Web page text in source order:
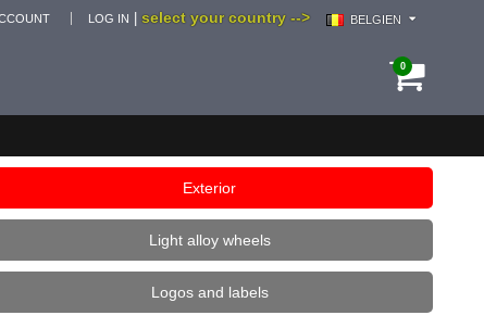
select your country --> BELGIEN
LOG IN
0
Exterior
Light alloy wheels
Logos and labels